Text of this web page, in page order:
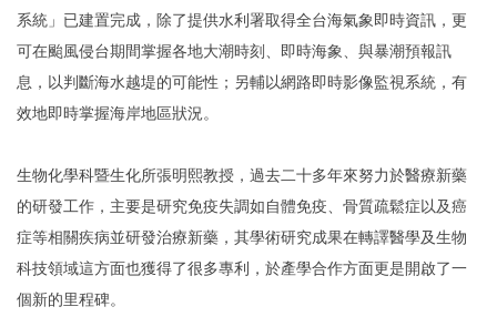
系統」已建置完成，除了提供水利署取得全台海氣象即時資訊，更
可在颱風侵台期間掌握各地大潮時刻、即時海象、與暴潮預報訊
息，以判斷海水越堤的可能性；另輔以網路即時影像監視系統，有
效地即時掌握海岸地區狀況。
生物化學科暨生化所張明熙教授，過去二十多年來努力於醫療新藥
的研發工作，主要是研究免疫失調如自體免疫、骨質疏鬆症以及癌
症等相關疾病並研發治療新藥，其學術研究成果在轉譯醫學及生物
科技領域這方面也獲得了很多專利，於產學合作方面更是開啟了一
個新的里程碑。